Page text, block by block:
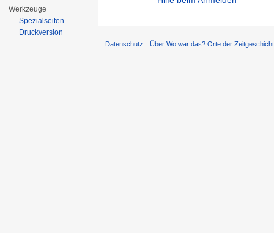
Werkzeuge
Spezialseiten
Druckversion
Datenschutz Über Wo war das? Orte der